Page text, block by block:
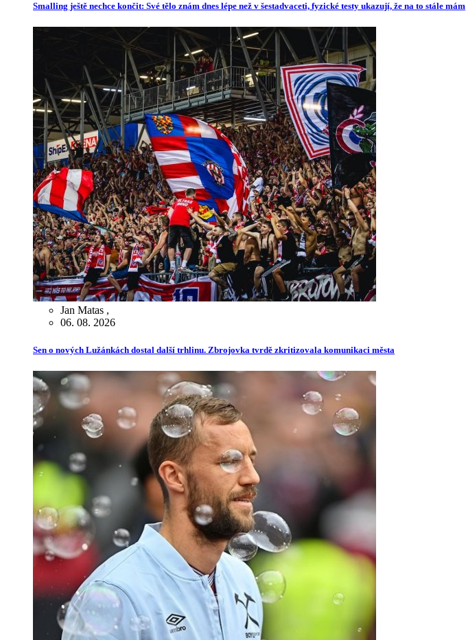
Smalling ještě nechce končit: Své tělo znám dnes lépe než v šestadvaceti, fyzické testy ukazují, že na to stále mám
Jan Matas ,
06. 08. 2026
Sen o nových Lužánkách dostal další trhlinu. Zbrojovka tvrdě zkritizovala komunikaci města